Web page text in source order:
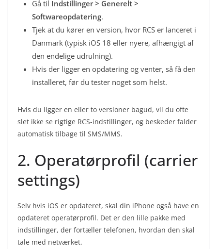
Gå til Indstillinger > Generelt >
Softwareopdatering.
Tjek at du kører en version, hvor RCS er lanceret i
Danmark (typisk iOS 18 eller nyere, afhængigt af
den endelige udrulning).
Hvis der ligger en opdatering og venter, så få den
installeret, før du tester noget som helst.
Hvis du ligger en eller to versioner bagud, vil du ofte
slet ikke se rigtige RCS-indstillinger, og beskeder falder
automatisk tilbage til SMS/MMS.
2. Operatørprofil (carrier
settings)
Selv hvis iOS er opdateret, skal din iPhone også have en
opdateret operatørprofil. Det er den lille pakke med
indstillinger, der fortæller telefonen, hvordan den skal
tale med netværket.